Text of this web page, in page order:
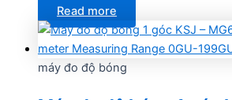
Read more
máy đo độ bóng